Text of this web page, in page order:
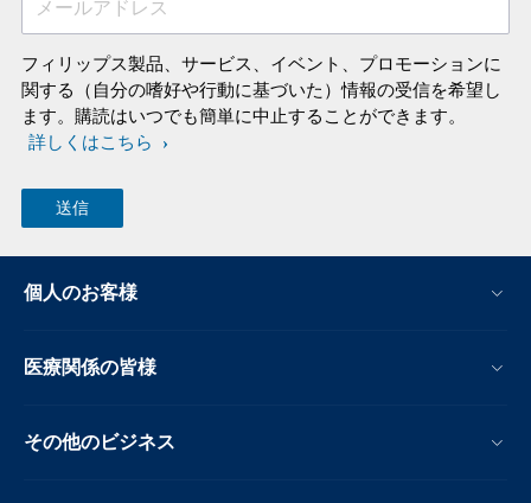
メールアドレス
フィリップス製品、サービス、イベント、プロモーションに
関する（自分の嗜好や行動に基づいた）情報の受信を希望し
ます。購読はいつでも簡単に中止することができます。
詳しくはこちら
個人のお客様
医療関係の皆様
その他のビジネス